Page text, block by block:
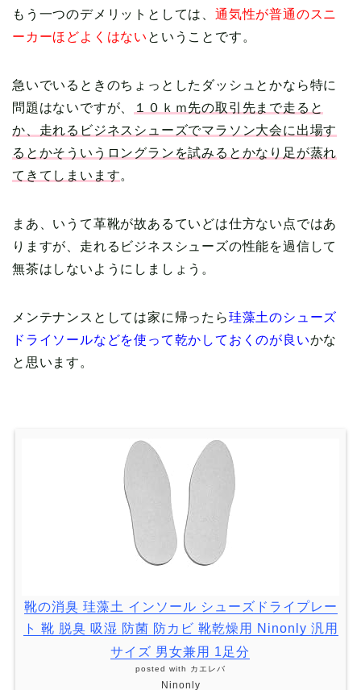
もう一つのデメリットとしては、通気性が普通のスニ
ーカーほどよくはない ということです。
急いでいるときのちょっとしたダッシュとかなら特に
問題はないですが、
１０ｋｍ先の取引先まで走ると
か、走れるビジネスシューズでマラソン大会に出場す
るとかそういうロングランを試みるとかなり足が蒸れ
てきてしまいます。
まあ、いうて革靴が故あるていどは仕方ない点ではあ
りますが、走れるビジネスシューズの性能を過信して
無茶はしないようにしましょう。
メンテナンスとしては家に帰ったら珪藻土のシューズ
ドライソールなどを使って乾かしておくのが良いかな
と思います。
靴の消臭 珪藻土 インソール シューズドライプレー
ト 靴 脱臭 吸湿 防菌 防カビ 靴乾燥用 Ninonly 汎用
サイズ 男女兼用 1足分
posted with カエレバ
Ninonly